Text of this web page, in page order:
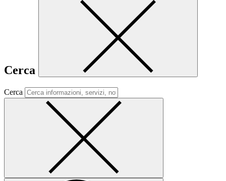
Cerca
Cerca